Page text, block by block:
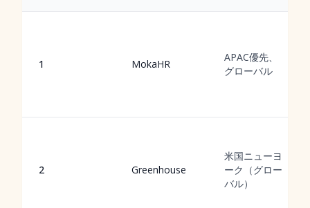
1 MokaHR
APAC優先、
グローバル
2 Greenhouse
米国ニューヨ
ーク（グロー
バル）